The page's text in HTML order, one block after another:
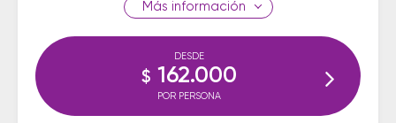
información
DESDE
$ 162.000
POR PERSONA